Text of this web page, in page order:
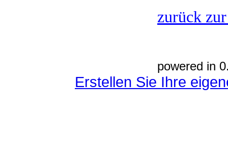
zurück
powered in
Erstellen Sie Ihre